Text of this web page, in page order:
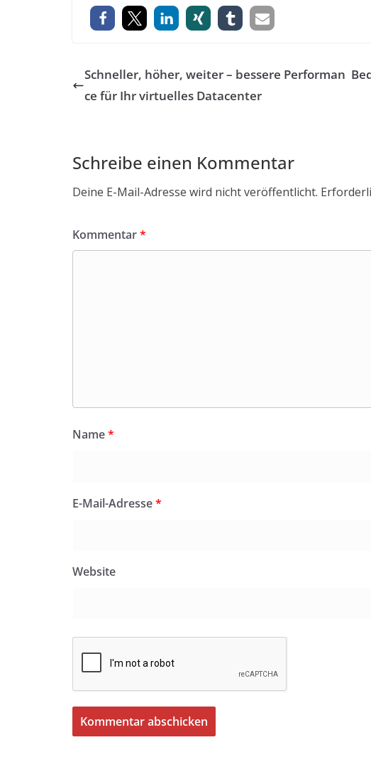
Schneller, höher, weiter – bessere Performan
ce für Ihr virtuelles Datacenter
Schreibe einen Kommentar
Deine E-Mail-Adresse wird nicht veröffentlicht.
Kommentar*
Name*
E-Mail-Adresse*
Website